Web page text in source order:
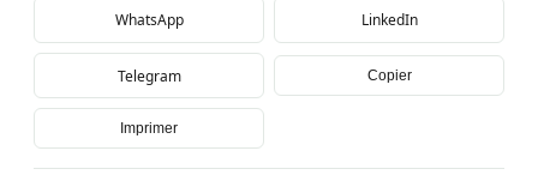
WhatsApp LinkedIn
Telegram Copier
Imprimer